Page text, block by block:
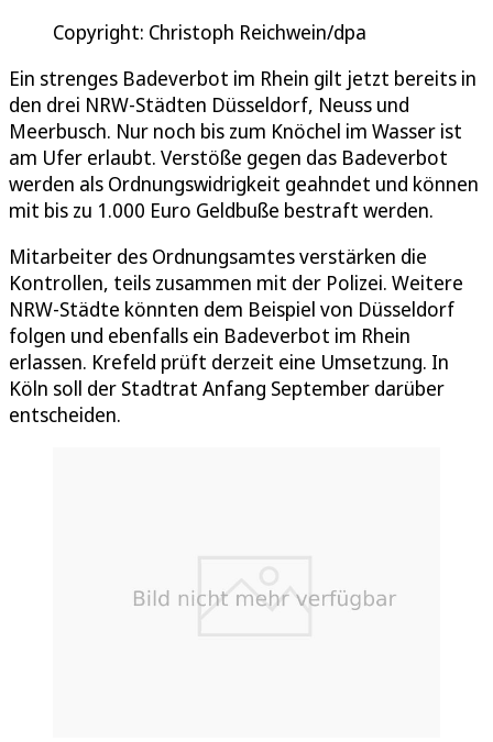
Copyright: Christoph Reichwein/dpa
Ein strenges Badeverbot im Rhein gilt jetzt bereits in
den drei NRW-Städten Düsseldorf, Neuss und
Meerbusch. Nur noch bis zum Knöchel im Wasser ist
am Ufer erlaubt. Verstöße gegen das Badeverbot
werden als Ordnungswidrigkeit geahndet und können
mit bis zu 1.000 Euro Geldbuße bestraft werden.
Mitarbeiter des Ordnungsamtes verstärken die
Kontrollen, teils zusammen mit der Polizei. Weitere
NRW-Städte könnten dem Beispiel von Düsseldorf
folgen und ebenfalls ein Badeverbot im Rhein
erlassen. Krefeld prüft derzeit eine Umsetzung. In
Köln soll der Stadtrat Anfang September darüber
entscheiden.